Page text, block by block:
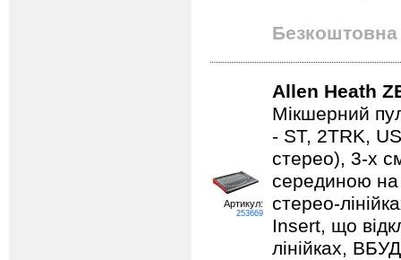
Безкоштовна
Артикул:
253669
Allen Heath
Мікшерний
- ST, 2TRK,
стерео), 3-х
серединою на
стерео-
Insert, що
лінійках,